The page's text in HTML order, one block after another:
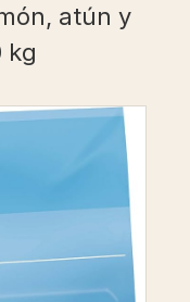
atún y
kg